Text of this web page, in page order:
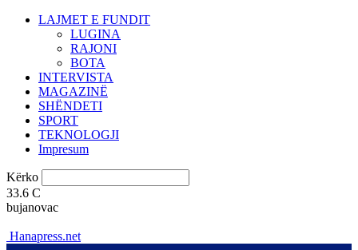
LAJMET E FUNDIT
LUGINA
RAJONI
BOTA
INTERVISTA
MAGAZINË
SHËNDETI
SPORT
TEKNOLOGJI
Impresum
Kërko
33.6 C
bujanovac
Hanapress.net